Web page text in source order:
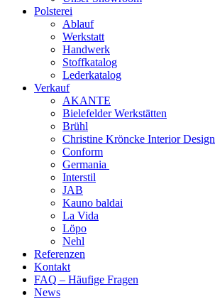
Polsterei
Ablauf
Werkstatt
Handwerk
Stoffkatalog
Lederkatalog
Verkauf
AKANTE
Bielefelder Werkstätten
Brühl
Christine Kröncke Interior Design
Conform
Germania
Interstil
JAB
Kauno baldai
La Vida
Löpo
Nehl
Referenzen
Kontakt
FAQ – Häufige Fragen
News